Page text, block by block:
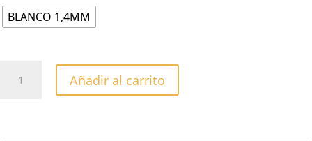
BLANCO 1,4MM
DESGASTADOR
MAGIC
Añadir al carrito